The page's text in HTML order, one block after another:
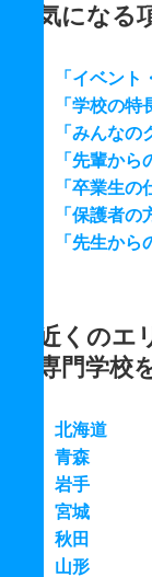
気になる
「イベン
「学校の特
「みんな
「先輩か
「卒業生
「保護者
「先生か
近くのエ
専門学校
北海道
青森
岩手
宮城
秋田
山形